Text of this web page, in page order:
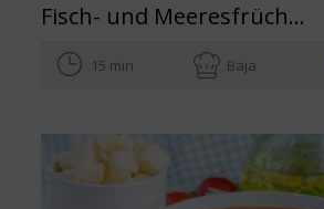
Fisch- und Meeresfrüchtesuppe mit Olivenöl auf spanische Art
15 min Baja